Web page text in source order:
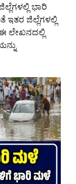
ಭಾರಿ
ಇತರ ಜಿಲ್ಲೆಗಳಲ್ಲಿ
ಲೇಖನದಲ್ಲಿ